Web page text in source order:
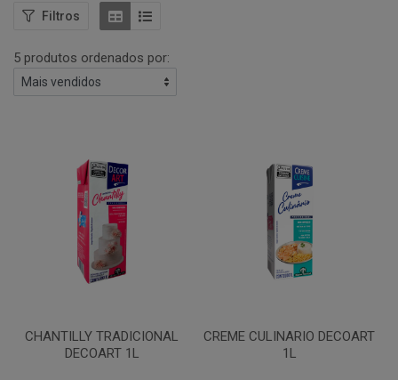
Filtros
5 produtos ordenados por:
CHANTILLY TRADICIONAL
DECOART 1L
CREME CULINARIO DECOART
1L